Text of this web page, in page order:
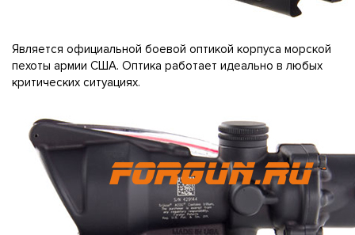
Является официальной боевой оптикой корпуса морской
пехоты армии США. Оптика работает идеально в любых
критических ситуациях.